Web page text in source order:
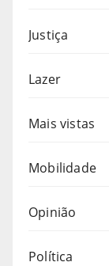
Justiça
Lazer
Mais vistas
Mobilidade
Opinião
Política